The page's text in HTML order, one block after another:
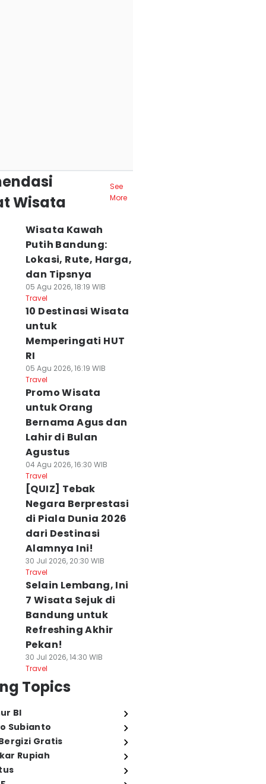
Wisata
See
More
Wisata Kawah
Putih Bandung:
Lokasi, Rute, Harga,
dan Tipsnya
05 Agu 2026, 18:19 WIB
Travel
10 Destinasi Wisata
untuk
Memperingati HUT
RI
05 Agu 2026, 16:19 WIB
Travel
Promo Wisata
untuk Orang
Bernama Agus dan
Lahir di Bulan
Agustus
04 Agu 2026, 16:30 WIB
Travel
[QUIZ] Tebak
Negara Berprestasi
di Piala Dunia 2026
dari Destinasi
Alamnya Ini!
30 Jul 2026, 20:30 WIB
Travel
Selain Lembang, Ini
7 Wisata Sejuk di
Bandung untuk
Refreshing Akhir
Pekan!
30 Jul 2026, 14:30 WIB
Travel
Topics
BI
Subianto
Gratis
Rupiah